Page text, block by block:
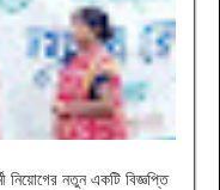
নিয়োগের নতুন একটি বিজ্ঞপ্তি